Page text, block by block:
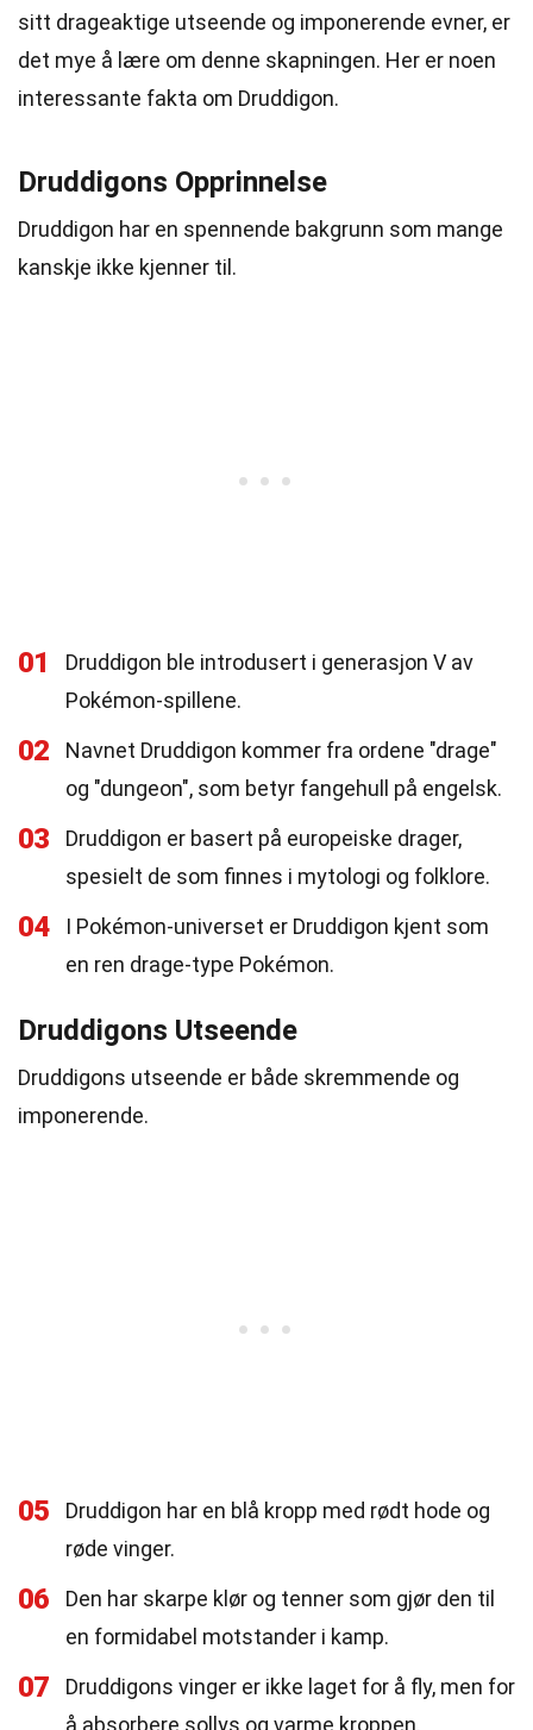
sitt drageaktige utseende og imponerende evner, er
det mye å lære om denne skapningen. Her er noen
interessante fakta om Druddigon.
Druddigons Opprinnelse
Druddigon har en spennende bakgrunn som mange
kanskje ikke kjenner til.
01
Druddigon ble introdusert i generasjon V av
Pokémon-spillene.
02
Navnet Druddigon kommer fra ordene "drage"
og "dungeon", som betyr fangehull på engelsk.
03
Druddigon er basert på europeiske drager,
spesielt de som finnes i mytologi og folklore.
04
I Pokémon-universet er Druddigon kjent som
en ren drage-type Pokémon.
Druddigons Utseende
Druddigons utseende er både skremmende og
imponerende.
05
Druddigon har en blå kropp med rødt hode og
røde vinger.
06
Den har skarpe klør og tenner som gjør den til
en formidabel motstander i kamp.
07
Druddigons vinger er ikke laget for å fly, men for
å absorbere sollys og varme kroppen.